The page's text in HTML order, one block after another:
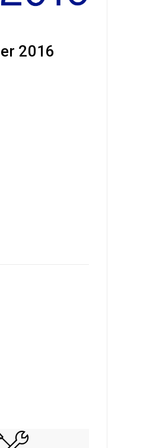
2016